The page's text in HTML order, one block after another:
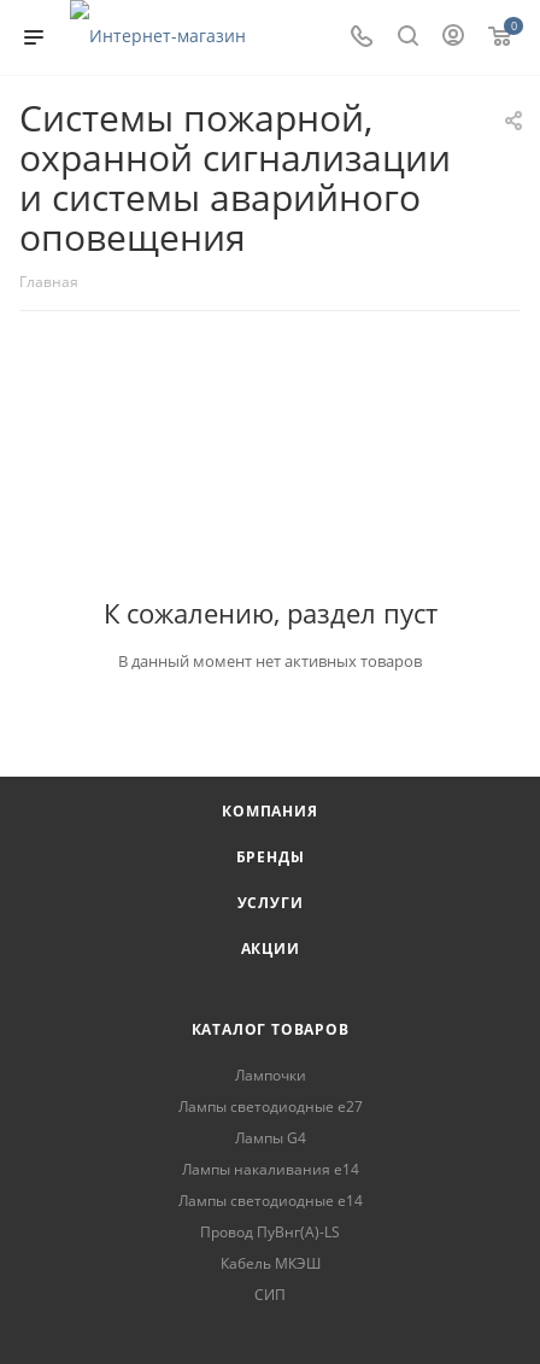
0
Системы пожарной,
охранной сигнализации
и системы аварийного
оповещения
Главная
К сожалению, раздел пуст
В данный момент нет активных товаров
КОМПАНИЯ
БРЕНДЫ
УСЛУГИ
АКЦИИ
КАТАЛОГ ТОВАРОВ
Лампочки
Лампы светодиодные е27
Лампы G4
Лампы накаливания е14
Лампы светодиодные е14
Провод ПуВнг(А)-LS
Кабель МКЭШ
СИП